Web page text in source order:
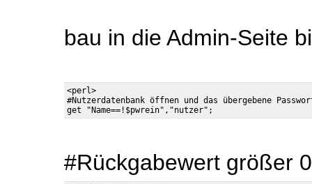
bau in die Admin-Seite
<perl>
#Nutzerdatenbank öffnen und das übergebene
#Rückgabewert größer